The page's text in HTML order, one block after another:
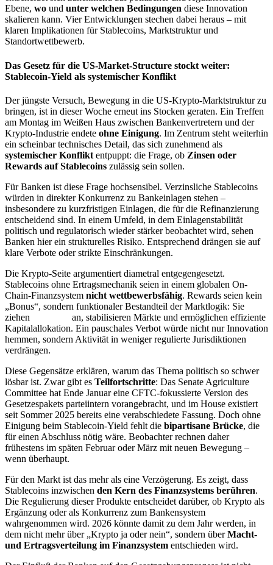
Ebene, wo und unter welchen Bedingungen diese Innovation
skalieren kann. Vier Entwicklungen stechen dabei heraus – mit
klaren Implikationen für Stablecoins, Marktstruktur und
Standortwettbewerb.
Das Gesetz für die US-Market-Structure stockt weiter:
Stablecoin-Yield als systemischer Konflikt
Der jüngste Versuch, Bewegung in die US-Krypto-Marktstruktur zu
bringen, ist in dieser Woche erneut ins Stocken geraten. Ein Treffen
am Montag im Weißen Haus zwischen Bankenvertretern und der
Krypto-Industrie endete ohne Einigung. Im Zentrum steht weiterhin
ein scheinbar technisches Detail, das sich zunehmend als
systemischer Konflikt entpuppt: die Frage, ob Zinsen oder
Rewards auf Stablecoins zulässig sein sollen.
Für Banken ist diese Frage hochsensibel. Verzinsliche Stablecoins
würden in direkter Konkurrenz zu Bankeinlagen stehen –
insbesondere zu kurzfristigen Einlagen, die für die Refinanzierung
entscheidend sind. In einem Umfeld, in dem Einlagenstabilität
politisch und regulatorisch wieder stärker beobachtet wird, sehen
Banken hier ein strukturelles Risiko. Entsprechend drängen sie auf
klare Verbote oder strikte Einschränkungen.
Die Krypto-Seite argumentiert diametral entgegengesetzt.
Stablecoins ohne Ertragsmechanik seien in einem globalen On-
Chain-Finanzsystem nicht wettbewerbsfähig. Rewards seien kein
„Bonus“, sondern funktionaler Bestandteil der Marktlogik: Sie
ziehen
an, stabilisieren Märkte und ermöglichen effiziente
Kapitalallokation. Ein pauschales Verbot würde nicht nur Innovation
hemmen, sondern Aktivität in weniger regulierte Jurisdiktionen
verdrängen.
Diese Gegensätze erklären, warum das Thema politisch so schwer
lösbar ist. Zwar gibt es Teilfortschritte: Das Senate Agriculture
Committee hat Ende Januar eine CFTC-fokussierte Version des
Gesetzespakets parteiintern vorangebracht, und im House existiert
seit Sommer 2025 bereits eine verabschiedete Fassung. Doch ohne
Einigung beim Stablecoin-Yield fehlt die bipartisane Brücke, die
für einen Abschluss nötig wäre. Beobachter rechnen daher
frühestens im späten Februar oder März mit neuen Bewegung –
wenn überhaupt.
Für den Markt ist das mehr als eine Verzögerung. Es zeigt, dass
Stablecoins inzwischen den Kern des Finanzsystems berühren.
Die Regulierung dieser Produkte entscheidet darüber, ob Krypto als
Ergänzung oder als Konkurrenz zum Bankensystem
wahrgenommen wird. 2026 könnte damit zu dem Jahr werden, in
dem nicht mehr über „Krypto ja oder nein“, sondern überMacht-
und Ertragsverteilung im Finanzsystem entschieden wird.